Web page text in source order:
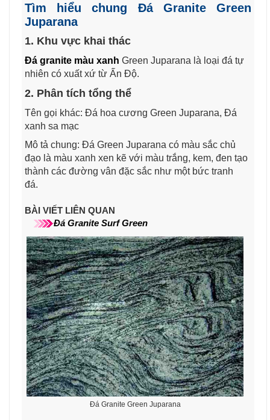
Tìm hiểu chung Đá Granite Green
Juparana
1. Khu vực khai thác
Đá granite màu xanh Green Juparana là loại đá tự
nhiên có xuất xứ từ Ấn Độ.
2. Phân tích tổng thể
Tên gọi khác: Đá hoa cương Green Juparana, Đá
xanh sa mạc
Mô tả chung: Đá Green Juparana có màu sắc chủ
đạo là màu xanh xen kẽ với màu trắng, kem, đen tạo
thành các đường vân đặc sắc như một bức tranh
đá.
BÀI VIẾT LIÊN QUAN
Đá Granite Surf Green
Đá Granite Green Juparana